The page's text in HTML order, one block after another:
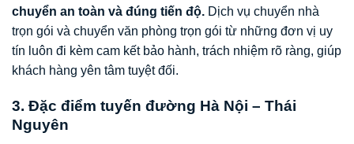
chuyển an toàn và đúng tiến độ. Dịch vụ chuyển nhà
trọn gói và chuyển văn phòng trọn gói từ những đơn vị uy
tín luôn đi kèm cam kết bảo hành, trách nhiệm rõ ràng, giúp
khách hàng yên tâm tuyệt đối.
3. Đặc điểm tuyến đường Hà Nội – Thái
Nguyên